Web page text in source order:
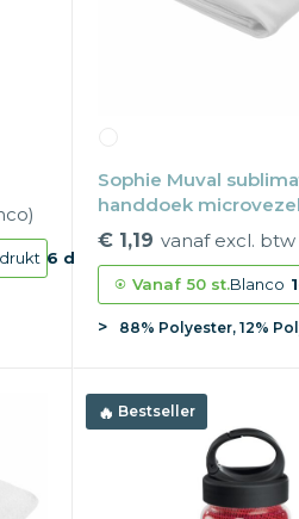
6 d
Sophie Muval
handdoek
cm, 200 gr/m²
€ 1,19 vanaf excl.
Vanaf 50 st.Blanco
88% Polyester, 12%
Bestseller